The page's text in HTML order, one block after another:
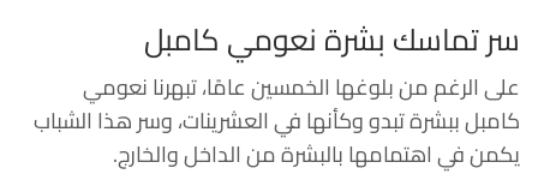
سر تماسك بشرة نعومي كامبل
على الرغم من بلوغها الخمسين عامًا، تبهرنا نعومي
كامبل ببشرة تبدو وكأنها في العشرينات، وسر هذا الشباب
يكمن في اهتمامها بالبشرة من الداخل والخارج.